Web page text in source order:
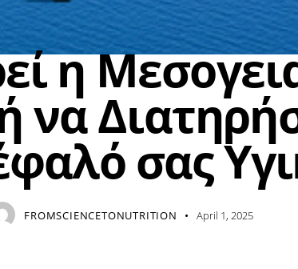
ΜΕΣΟΓΕΙΑΚΗ ΔΙΑΙΤΑ ΝΕΥΡΟΕΠΙΣΤΗΜΗ
η
να
σας
FROMSCIENCETONUTRITION April 1, 2025